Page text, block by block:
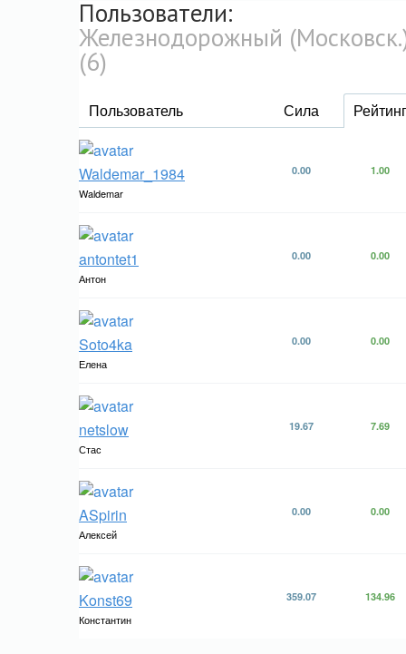
Пользователи:
Железнодорожный
(6)
Пользователь Сила Рейтинг
Waldemar_1984
Waldemar
0.00 1.00
antontet1
Антон
0.00 0.00
Soto4ka
Елена
0.00 0.00
netslow
Стас
19.67 7.69
ASpirin
Алексей
0.00 0.00
Konst69
Константин
359.07 134.96